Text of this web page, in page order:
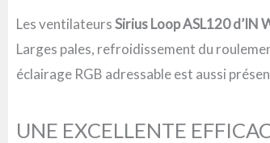
Les ventilateursSirius Loop ASL120 d’IN
Larges pales, refroidissement du
éclairage RGB adressable est aussi
UNE EXCELLENTE